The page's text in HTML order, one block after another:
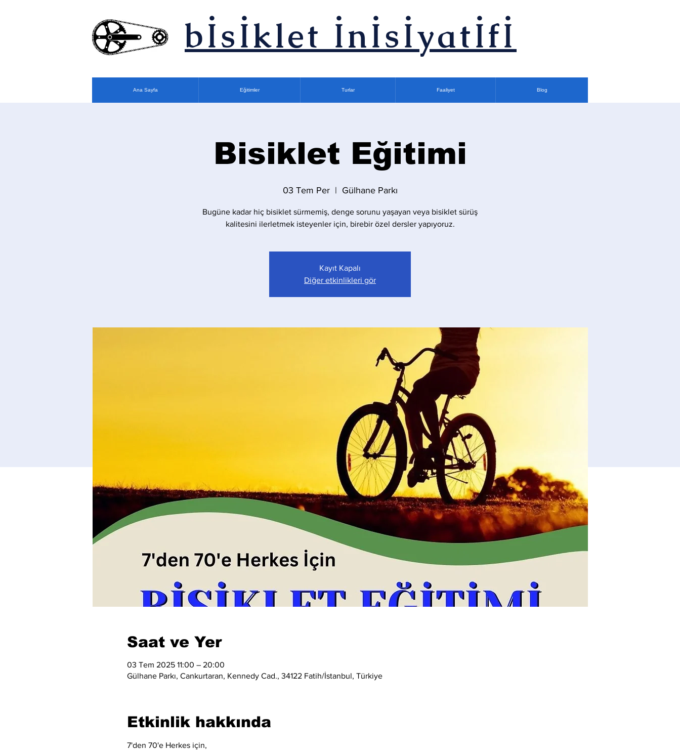
bİsİklet İnİsİyatİfİ
Ana Sayfa Eğitimler Turlar Faaliyet Blog
Bisiklet Eğitimi
03 Tem Per
  |
Gülhane Parkı
Bugüne kadar hiç bisiklet sürmemiş, denge sorunu yaşayan veya bisiklet sürüş
kalitesini ilerletmek isteyenler için, birebir özel dersler yapıyoruz.
Kayıt Kapalı
Diğer etkinlikleri gör
Saat ve Yer
03 Tem 2025 11:00 – 20:00
Gülhane Parkı, Cankurtaran, Kennedy Cad., 34122 Fatih/İstanbul, Türkiye
Etkinlik hakkında
7'den 70'e Herkes için,